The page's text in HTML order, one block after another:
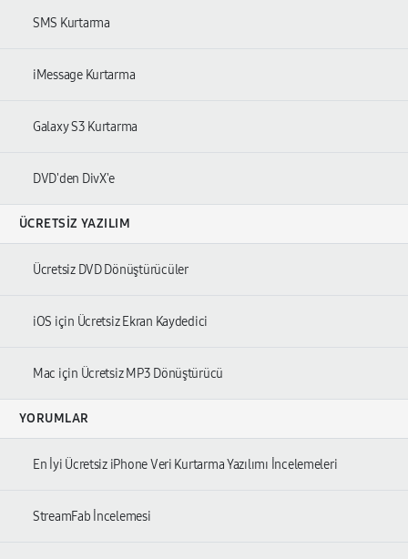
SMS Kurtarma
iMessage Kurtarma
Galaxy S3 Kurtarma
DVD'den DivX'e
ÜCRETSIZ YAZILIM
Ücretsiz DVD Dönüştürücüler
iOS için Ücretsiz Ekran Kaydedici
Mac için Ücretsiz MP3 Dönüştürücü
YORUMLAR
En İyi Ücretsiz iPhone Veri Kurtarma Yazılımı İncelemeleri
StreamFab İncelemesi